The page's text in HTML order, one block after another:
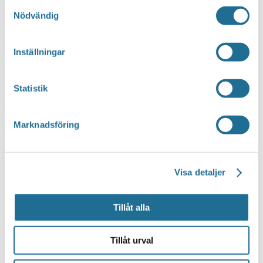
Nödvändig
Inställningar
Statistik
Marknadsföring
Visa detaljer
Tillåt alla
Tillåt urval
Inga resultat hittades.